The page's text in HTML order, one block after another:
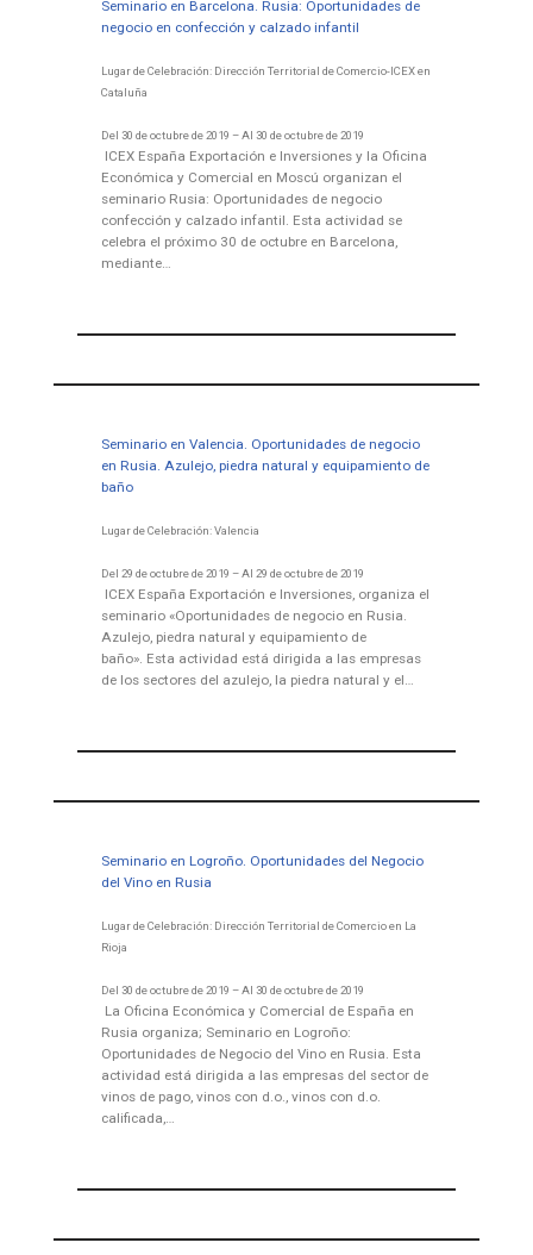
Seminario en Barcelona. Rusia: Oportunidades de
negocio en confección y calzado infantil
Lugar de Celebración: Dirección Territorial de Comercio-ICEX en
Cataluña
Del 30 de octubre de 2019 – Al 30 de octubre de 2019
ICEX España Exportación e Inversiones y la Oficina
Económica y Comercial en Moscú organizan el
seminario Rusia: Oportunidades de negocio
confección y calzado infantil. Esta actividad se
celebra el próximo 30 de octubre en Barcelona,
mediante…
Seminario en Valencia. Oportunidades de negocio
en Rusia. Azulejo, piedra natural y equipamiento de
baño
Lugar de Celebración: Valencia
Del 29 de octubre de 2019 – Al 29 de octubre de 2019
ICEX España Exportación e Inversiones, organiza el
seminario «Oportunidades de negocio en Rusia.
Azulejo, piedra natural y equipamiento de
baño». Esta actividad está dirigida a las empresas
de los sectores del azulejo, la piedra natural y el…
Seminario en Logroño. Oportunidades del Negocio
del Vino en Rusia
Lugar de Celebración: Dirección Territorial de Comercio en La
Rioja
Del 30 de octubre de 2019 – Al 30 de octubre de 2019
La Oficina Económica y Comercial de España en
Rusia organiza; Seminario en Logroño:
Oportunidades de Negocio del Vino en Rusia. Esta
actividad está dirigida a las empresas del sector de
vinos de pago, vinos con d.o., vinos con d.o.
calificada,…